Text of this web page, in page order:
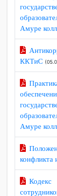
Амуре
ККТиС
Амуре